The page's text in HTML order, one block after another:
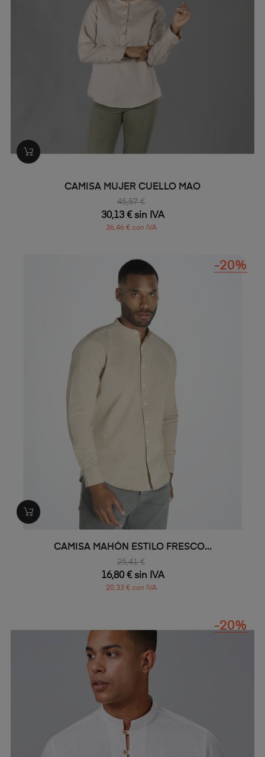
CAMISA MUJER CUELLO MAO
45,57 €
30,13 € sin IVA
36,46 € con IVA
CAMISA MAHÓN ESTILO FRESCO...
25,41 €
-20%
16,80 € sin IVA
20,33 € con IVA
-20%